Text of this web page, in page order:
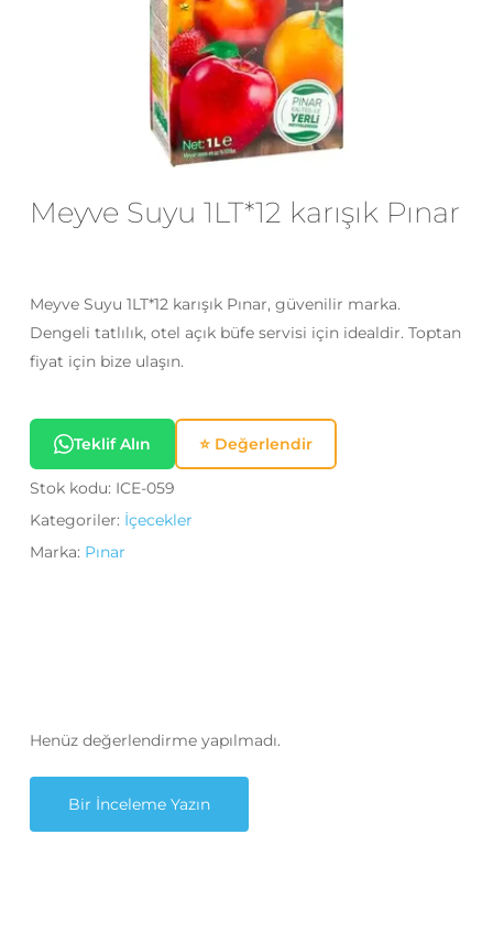
Meyve Suyu 1LT*12 karışık Pınar
Meyve Suyu 1LT*12 karışık Pınar, güvenilir marka.
Dengeli tatlılık, otel açık büfe servisi için idealdir. Toptan
fiyat için bize ulaşın.
Teklif Alın ⭐ Değerlendir
Stok kodu: ICE-059
Kategoriler: İçecekler
Marka: Pınar
Henüz değerlendirme yapılmadı.
Bir İnceleme Yazın
E-posta*
Daha sonraki yorumlarımda
ve site adresim bu tarayıcıya